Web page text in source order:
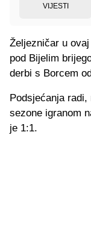
VIJESTI
Željezničar u
pod Bijelim
derbi s Borcem
Podsjećanja
sezone igranom
je 1:1.